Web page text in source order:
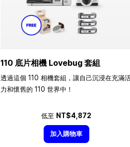
110 底片相機 Lovebug 套組
透過這個 110 相機套組，讓自己沉浸在充滿
力和懷舊的 110 世界中！
低至 NT$4,872
加入購物車